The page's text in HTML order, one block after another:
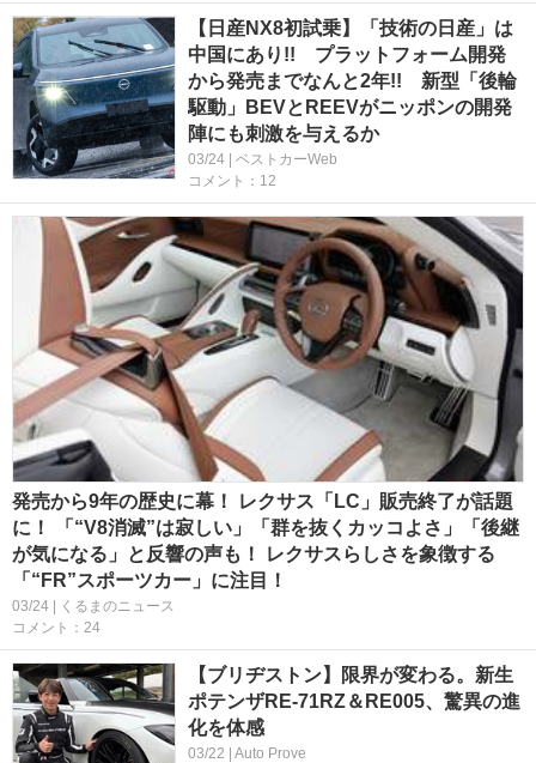
【日産NX8初試乗】「技術の日産」は
中国にあり!! プラットフォーム開発
から発売までなんと2年!! 新型「後輪
駆動」BEVとREEVがニッポンの開発
陣にも刺激を与えるか
03/24 | ベストカーWeb
コメント：12
発売から9年の歴史に幕！ レクサス「LC」販売終了が話題
に！ 「“V8消滅”は寂しい」「群を抜くカッコよさ」「後継
が気になる」と反響の声も！ レクサスらしさを象徴する
「“FR”スポーツカー」に注目！
03/24 | くるまのニュース
コメント：24
【ブリヂストン】限界が変わる。新生
ポテンザRE-71RZ＆RE005、驚異の進
化を体感
03/22 | Auto Prove